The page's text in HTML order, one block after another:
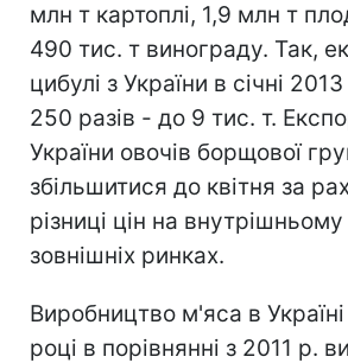
млн т картоплі, 1,9 млн т
490 тис. т винограду. Так,
цибулі з України в січні
250 разів - до 9 тис. т.
України овочів борщової
збільшитися до квітня за
різниці цін на внутрішньому
зовнішніх ринках.
Виробництво м'яса в
році в порівнянні з 2011 р.